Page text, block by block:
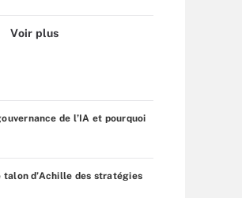
Voir plus
de l’IA et pourquoi
talon d’Achille des stratégies